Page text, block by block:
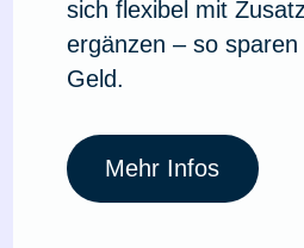
sich flexibel mit
ergänzen – so sparen
Geld.
Mehr Infos